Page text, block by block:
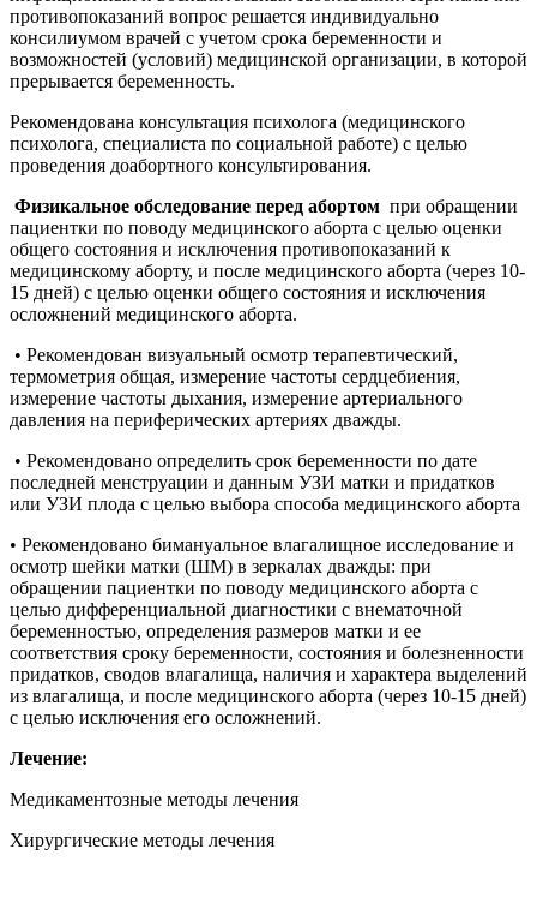
противопоказаний вопрос решается индивидуально
консилиумом врачей с учетом срока беременности и
возможностей (условий) медицинской организации, в которой
прерывается беременность.
Рекомендована консультация психолога (медицинского
психолога, специалиста по социальной работе) с целью
проведения доабортного консультирования.
Физикальное обследование перед абортом при обращении
пациентки по поводу медицинского аборта с целью оценки
общего состояния и исключения противопоказаний к
медицинскому аборту, и после медицинского аборта (через 10-
15 дней) с целью оценки общего состояния и исключения
осложнений медицинского аборта.
• Рекомендован визуальный осмотр терапевтический,
термометрия общая, измерение частоты сердцебиения,
измерение частоты дыхания, измерение артериального
давления на периферических артериях дважды.
• Рекомендовано определить срок беременности по дате
последней менструации и данным УЗИ матки и придатков
или УЗИ плода с целью выбора способа медицинского аборта
• Рекомендовано бимануальное влагалищное исследование и
осмотр шейки матки (ШМ) в зеркалах дважды: при
обращении пациентки по поводу медицинского аборта с
целью дифференциальной диагностики с внематочной
беременностью, определения размеров матки и ее
соответствия сроку беременности, состояния и болезненности
придатков, сводов влагалища, наличия и характера выделений
из влагалища, и после медицинского аборта (через 10-15 дней)
с целью исключения его осложнений.
Лечение:
Медикаментозные методы лечения
Хирургические методы лечения